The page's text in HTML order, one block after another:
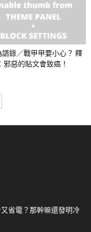
語錄／戰甲甲要小心？ 釋
邪惡的貼文會致癌！
省電？那幹嘛還發明冷